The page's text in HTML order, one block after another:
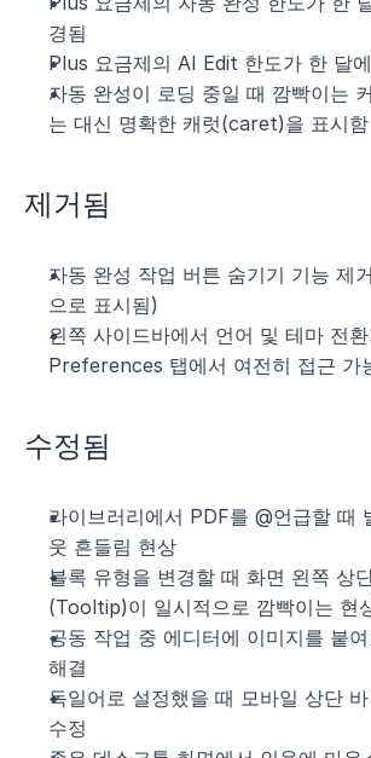
경됨
Plus 요금제의 AI Edit 한도가 한 달
자동 완성이 로딩 중일 때 깜빡이는
는 대신 명확한 캐럿(caret)을 표시함
제거됨
자동 완성 작업 버튼 숨기기 기능 제
으로 표시됨)
왼쪽 사이드바에서 언어 및 테마 전
Preferences 탭에서 여전히 접근 가
수정됨
라이브러리에서 PDF를 @언급할 때
웃 흔들림 현상
블록 유형을 변경할 때 화면 왼쪽 상
(Tooltip)이 일시적으로 깜빡이는 현
공동 작업 중 에디터에 이미지를 붙
해결
독일어로 설정했을 때 모바일 상단
수정